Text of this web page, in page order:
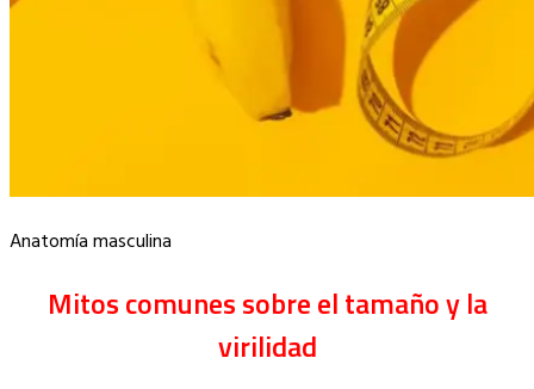
Anatomía masculina
Mitos comunes sobre el tamaño y la
virilidad